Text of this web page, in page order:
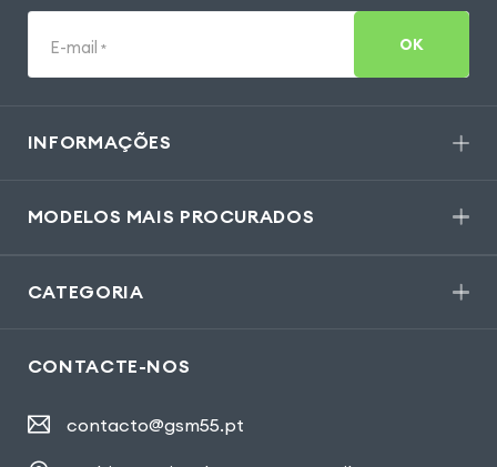
E-mail * OK
INFORMAÇÕES
MODELOS MAIS PROCURADOS
CATEGORIA
CONTACTE-NOS
contacto@gsm55.pt